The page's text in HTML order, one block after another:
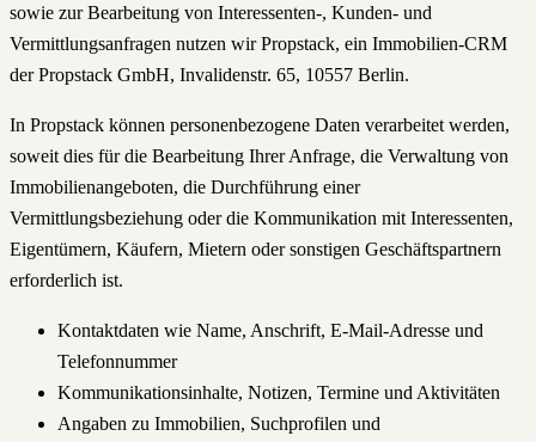
sowie zur Bearbeitung von Interessenten-, Kunden- und
Vermittlungsanfragen nutzen wir Propstack, ein Immobilien-CRM
der Propstack GmbH, Invalidenstr. 65, 10557 Berlin.
In Propstack können personenbezogene Daten verarbeitet werden,
soweit dies für die Bearbeitung Ihrer Anfrage, die Verwaltung von
Immobilienangeboten, die Durchführung einer
Vermittlungsbeziehung oder die Kommunikation mit Interessenten,
Eigentümern, Käufern, Mietern oder sonstigen Geschäftspartnern
erforderlich ist.
Kontaktdaten wie Name, Anschrift, E-Mail-Adresse und
Telefonnummer
Kommunikationsinhalte, Notizen, Termine und Aktivitäten
Angaben zu Immobilien, Suchprofilen und